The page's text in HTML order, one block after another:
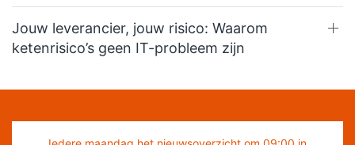
Jouw leverancier, jouw risico: Waarom
ketenrisico’s geen IT-probleem zijn